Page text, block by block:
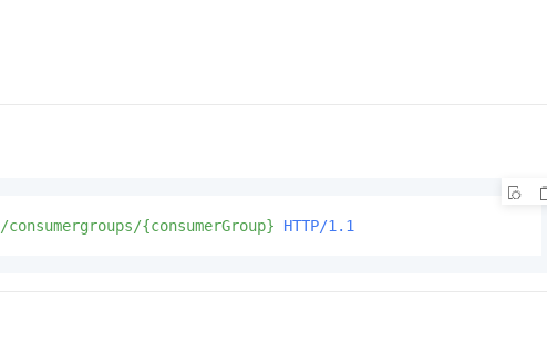
{consumerGroup} HTTP/1.1